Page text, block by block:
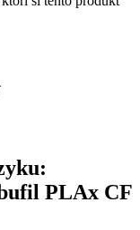
PLAx CF